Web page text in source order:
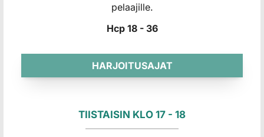
pelaajille.
Hcp 18 - 36
HARJOITUSAJAT
TIISTAISIN KLO 17 - 18